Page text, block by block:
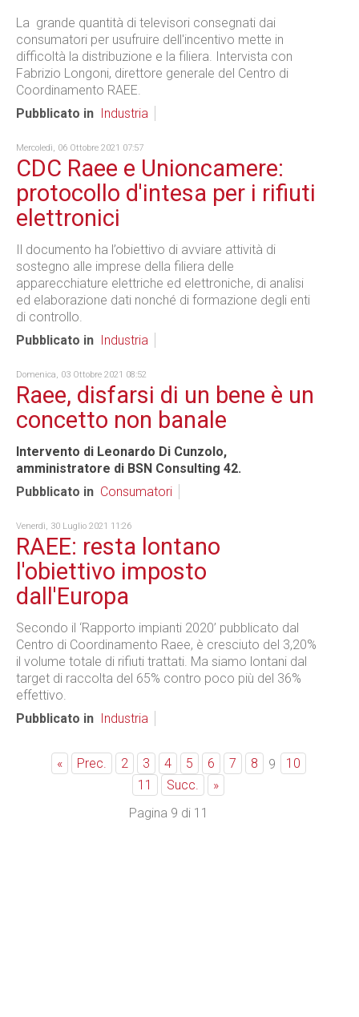
La grande quantità di televisori consegnati dai
consumatori per usufruire dell'incentivo mette in
difficoltà la distribuzione e la filiera. Intervista con
Fabrizio Longoni, direttore generale del Centro di
Coordinamento RAEE.
Pubblicato in
Industria
Mercoledì, 06 Ottobre 2021 07:57
CDC Raee e Unioncamere:
protocollo d'intesa per i rifiuti
elettronici
Il documento ha l’obiettivo di avviare attività di
sostegno alle imprese della filiera delle
apparecchiature elettriche ed elettroniche, di analisi
ed elaborazione dati nonché di formazione degli enti
di controllo.
Pubblicato in
Industria
Domenica, 03 Ottobre 2021 08:52
Raee, disfarsi di un bene è un
concetto non banale
Intervento di Leonardo Di Cunzolo,
amministratore di BSN Consulting 42.
Pubblicato in Consumatori
Venerdì, 30 Luglio 2021 11:26
RAEE: resta lontano
l'obiettivo imposto
dall'Europa
Secondo il ‘Rapporto impianti 2020’ pubblicato dal
Centro di Coordinamento Raee, è cresciuto del 3,20%
il volume totale di rifiuti trattati. Ma siamo lontani dal
target di raccolta del 65% contro poco più del 36%
effettivo.
Pubblicato in
Industria
« Prec. 2 3 4 5 6 7 8 9
10
11
Succ.
»
Pagina 9 di 11